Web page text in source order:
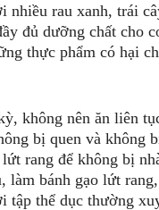
nhiều rau xanh, trái
đủ dưỡng chất cho
thực phẩm có hại
không nên ăn liên
bị quen và không
rang để không bị
làm bánh gạo lứt
thể dục thường